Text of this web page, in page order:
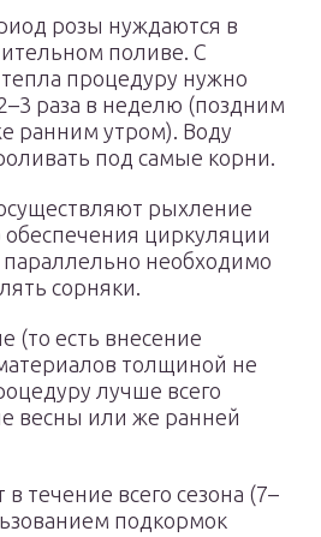
розы нуждаются в
поливе. С
процедуру нужно
раза в неделю (поздним
ранним утром). Воду
под самые корни.
рыхление
циркуляции
параллельно необходимо
сорняки.
(то есть внесение
толщиной не
лучше всего
весны или же ранней
течение всего сезона (7–
подкормок